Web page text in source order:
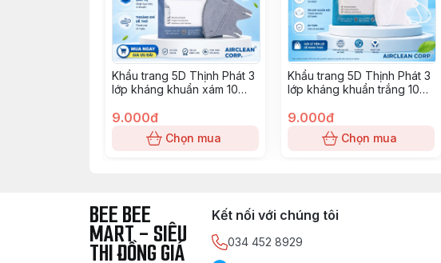
Khẩu trang 5D Thịnh Phát 3
lớp kháng khuẩn xám 10
9.000đ
Chọn mua
Khẩu trang 5D Thịnh Phát 3
lớp kháng khuẩn trắng 10
9.000đ
Chọn mua
BEE BEE
MART - SIÊU
THI ĐỒNG GIÁ
Kết nối với chúng tôi
034 452 8929